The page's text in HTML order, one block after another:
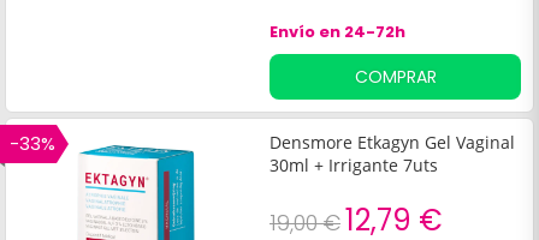
de Body.
Envío en 24-72h
COMPRAR
-33%
Densmore Etkagyn Gel Vaginal
30ml + Irrigante 7uts
19,00 €12,79 €